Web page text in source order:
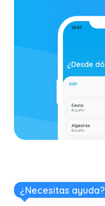
¿Necesitas ayuda?